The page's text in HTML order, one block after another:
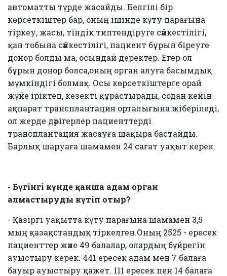
автоматты түрде жасайды. Белгілі бір
көрсеткіштер бар, оның ішінде күту парағына
тіркеу, жасы, тіндік типтендіруге сәйкестілігі,
қан тобына сәйкестілігі, пациент бұрын біреуге
донор болды ма, осындай деректер. Егер ол
бұрын донор болса,оның орган алуға басымдық
мүмкіндігі болмақ. Осы көрсеткіштерге орай
жүйе іріктеп, кезекті құрастырады, содан кейін
ақпарат трансплантация орталығына жіберіледі,
ол жерде дәрігерлер пациенттерді
трансплантация жасауға шақыра бастайды.
Барлық шаруаға шамамен 24 сағат уақыт керек.
- Бүгінгі күнде қанша адам орган
алмастыруды күтіп отыр?
- Қазіргі уақытта күту парағына шамамен 3,5
мың қазақстандық тіркелген.Оның 2525 - ересек
пациенттер және 49 балалар, олардың бүйрегін
ауыстыру керек. 441 ересек адам мен 7 балаға
бауыр ауыстыру қажет. 111 ересек пен 14 балаға